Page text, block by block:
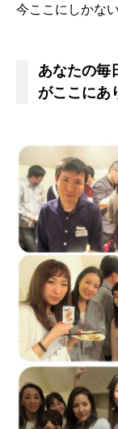
今ここにしかな
あなたの毎
がここにあ